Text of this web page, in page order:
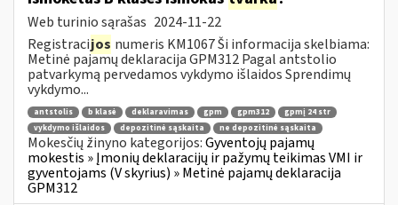
Web turinio sąrašas 2024-11-22
Registracijos numeris KM1067 Ši informacija skelbiama:
Metinė pajamų deklaracija GPM312 Pagal antstolio
patvarkymą pervedamos vykdymo išlaidos Sprendimų
vykdymo...
antstolis b klasė deklaravimas gpm gpm312
gpmį 24 str
vykdymo išlaidos
depozitinė sąskaita ne depozitinė sąskaita
Mokesčių žinyno kategorijos:Gyventojų pajamų
mokestis » Įmonių deklaracijų ir pažymų teikimas VMI ir
gyventojams (V skyrius) » Metinė pajamų deklaracija
GPM312